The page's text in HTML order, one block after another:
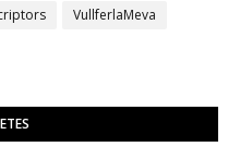
VullferlaMeva